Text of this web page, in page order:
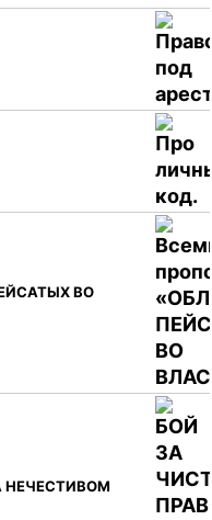
ВО
НЕЧЕСТИВОМ